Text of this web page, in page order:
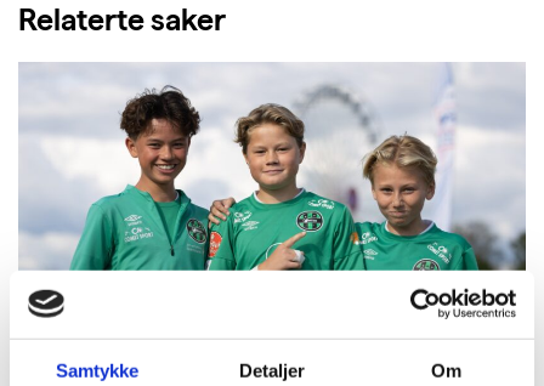
Samtykke Detaljer Om
Relaterte saker